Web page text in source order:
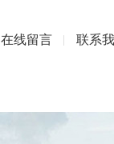
在线留言 联系